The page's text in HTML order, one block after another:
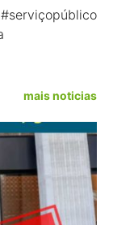
mais noticias